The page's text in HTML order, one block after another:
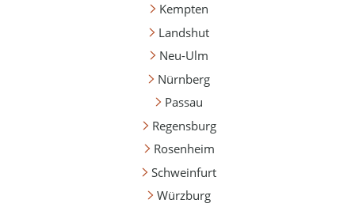
Kempten
Landshut
Neu-Ulm
Nürnberg
Passau
Regensburg
Rosenheim
Schweinfurt
Würzburg